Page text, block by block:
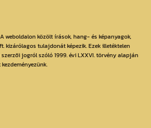
weboldalon közölt írások, hang- és képanyagok,
kizárólagos tulajdonát képezik. Ezek illetéktelen
jogról szóló 1999. évi LXXVI. törvény alapján